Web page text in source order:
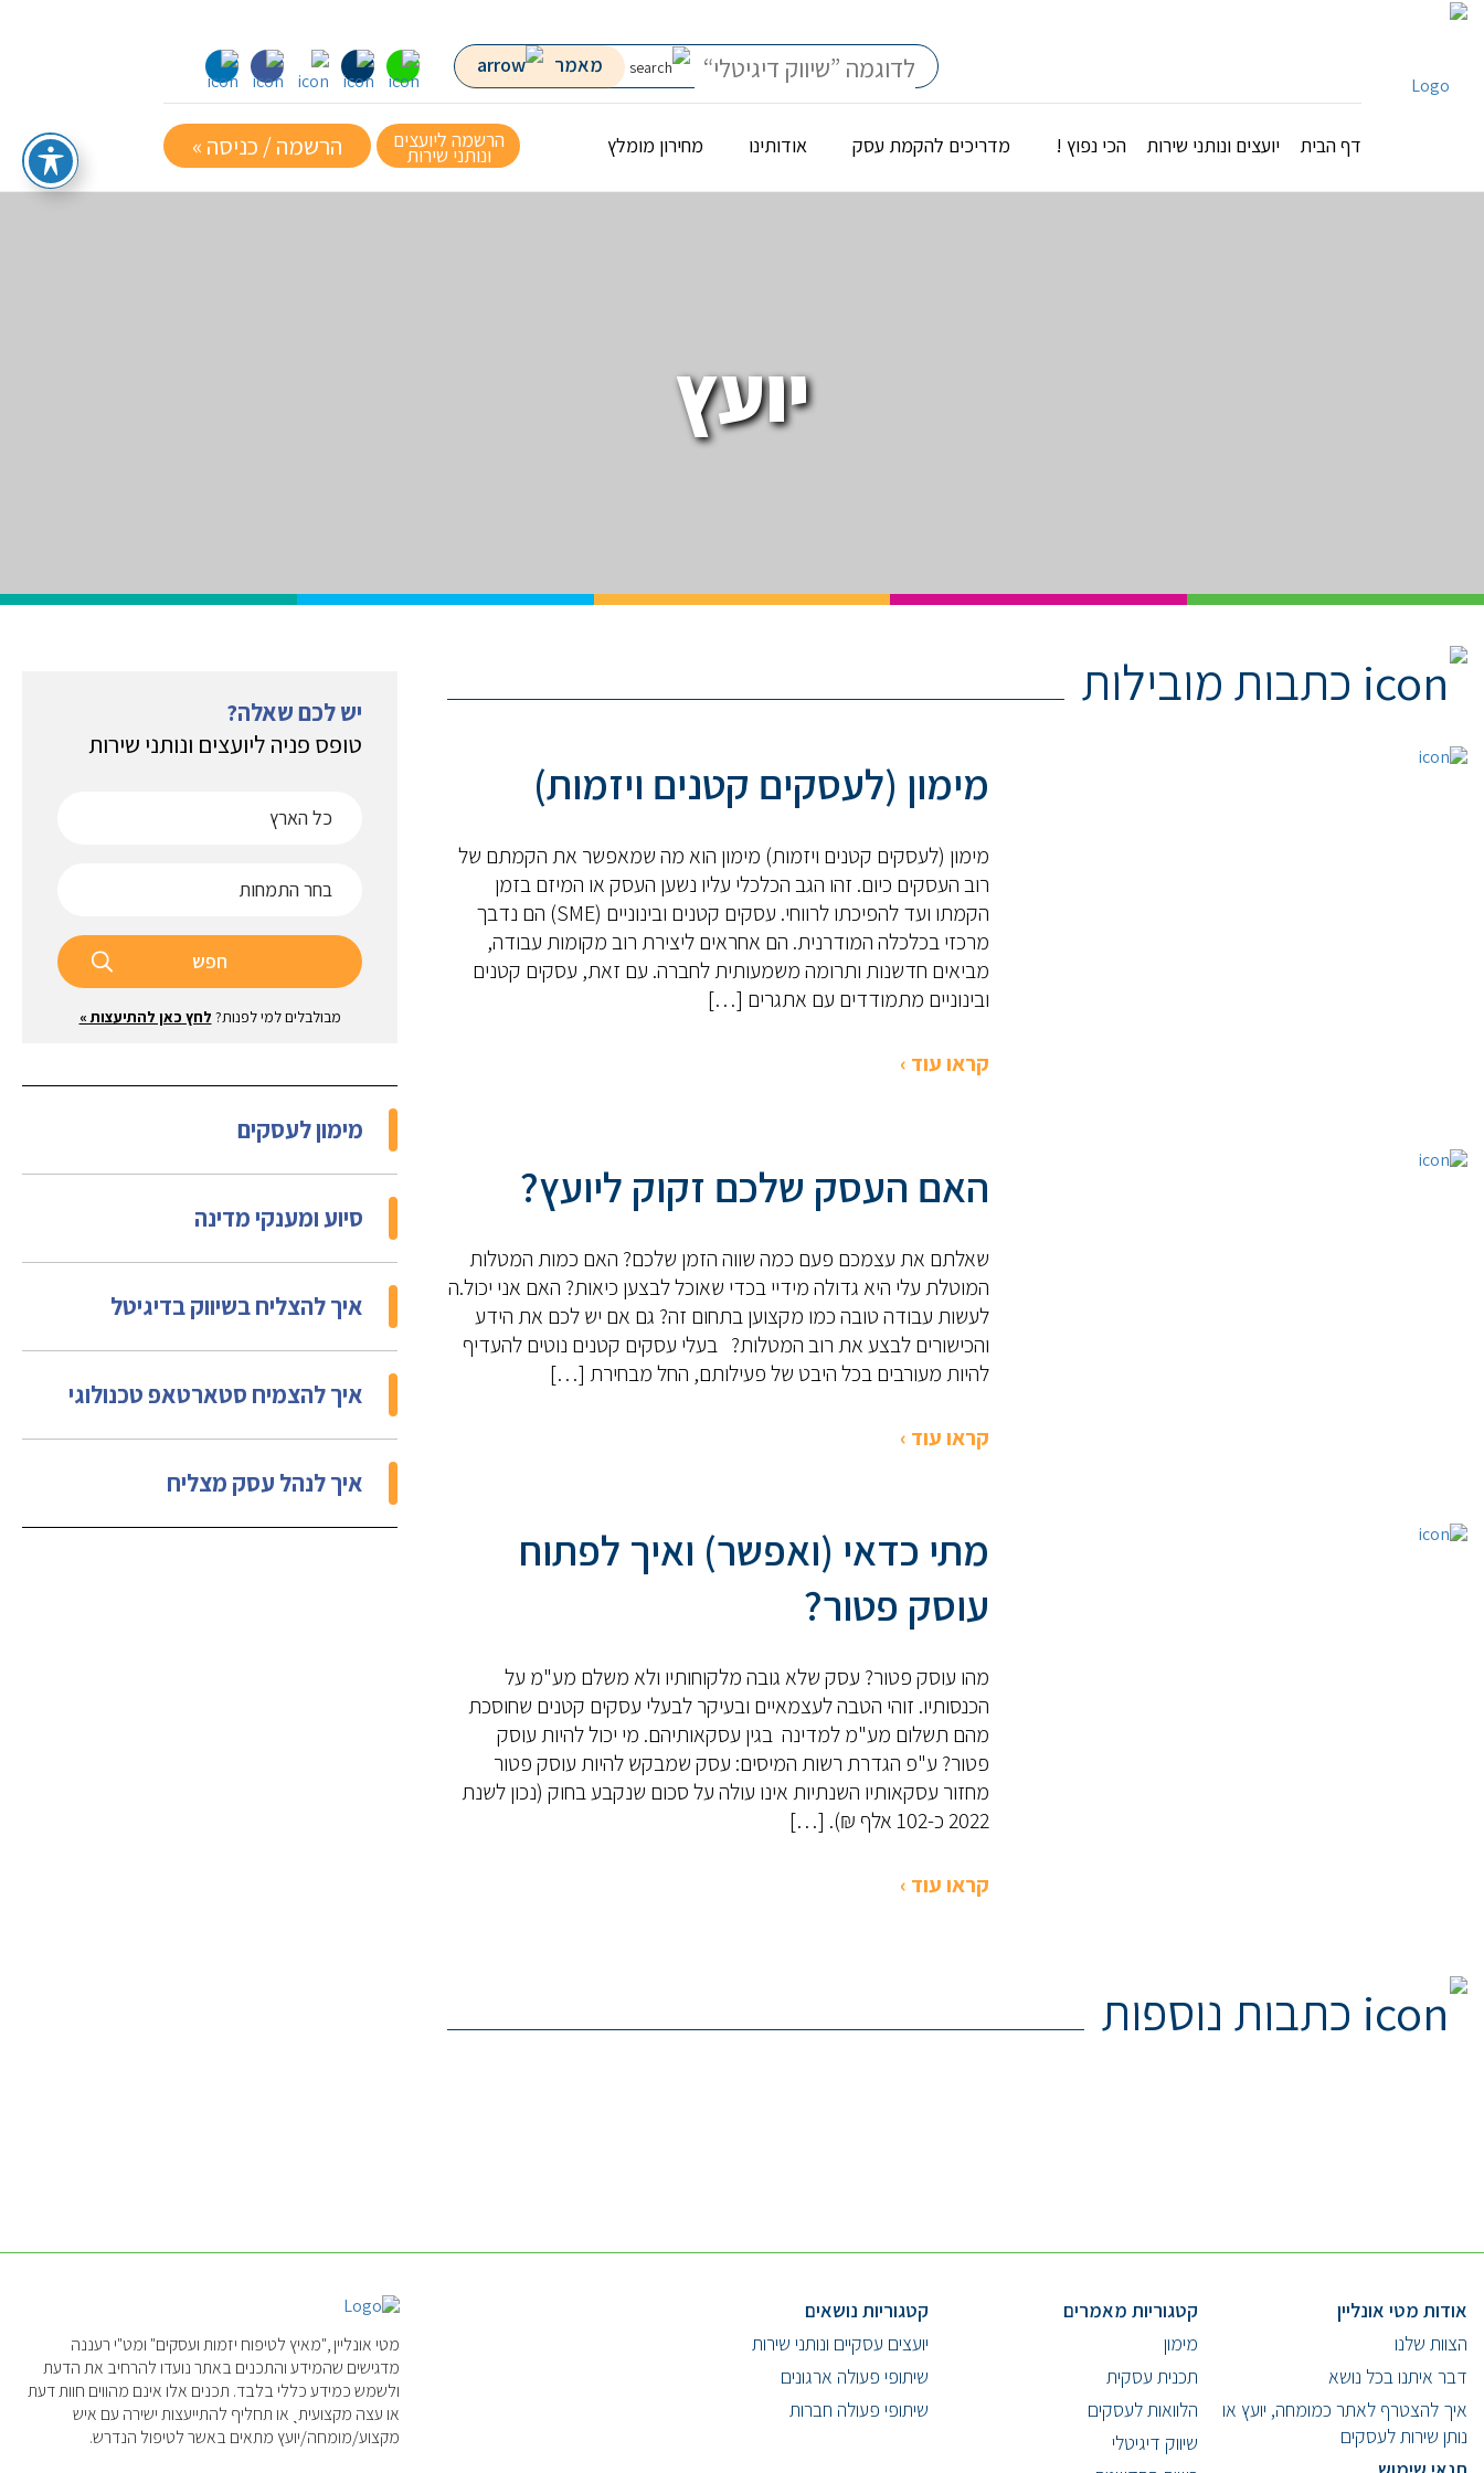
מאמר
דף הבית יועצים ונותני שירות הכי נפוץ ! מדריכים להקמת עסק אודותינו מחירון מומלץ הרשמה / כניסה » הרשמה ליועצים
ונותני שירות
יועץ
כתבות מובילות
מימון (לעסקים קטנים ויזמות)
מימון (לעסקים קטנים ויזמות) מימון הוא מה שמאפשר את הקמתם של
רוב העסקים כיום. זהו הגב הכלכלי עליו נשען העסק או המיזם בזמן
הקמתו ועד להפיכתו לרווחי. עסקים קטנים ובינוניים (SME) הם נדבך
מרכזי בכלכלה המודרנית. הם אחראים ליצירת רוב מקומות עבודה,
מביאים חדשנות ותרומה משמעותית לחברה. עם זאת, עסקים קטנים
ובינוניים מתמודדים עם אתגרים […]
קראו עוד ›
האם העסק שלכם זקוק ליועץ?
שאלתם את עצמכם פעם כמה שווה הזמן שלכם? האם כמות המטלות
המוטלת עלי היא גדולה מידיי בכדי שאוכל לבצען כיאות? האם אני יכול.ה
לעשות עבודה טובה כמו מקצוען בתחום זה? גם אם יש לכם את הידע
והכישורים לבצע את רוב המטלות? בעלי עסקים קטנים נוטים להעדיף
להיות מעורבים בכל היבט של פעילותם, החל מבחירת […]
קראו עוד ›
מתי כדאי (ואפשר) ואיך לפתוח
עוסק פטור?
מהו עוסק פטור? עסק שלא גובה מלקוחותיו ולא משלם מע"מ על
הכנסותיו. זוהי הטבה לעצמאיים ובעיקר לבעלי עסקים קטנים שחוסכת
מהם תשלום מע"מ למדינה בגין עסקאותיהם. מי יכול להיות עוסק
פטור? ע"פ הגדרת רשות המיסים: עסק שמבקש להיות עוסק פטור
מחזור עסקאותיו השנתיות אינו עולה על סכום שנקבע בחוק (נכון לשנת
2022 כ-102 אלף ₪). […]
קראו עוד ›
כתבות נוספות
יש לכם שאלה?
טופס פניה ליועצים ונותני שירות
חפש
מבולבלים למי לפנות? לחץ כאן להתיעצות »
מימון לעסקים
סיוע ומענקי מדינה
איך להצליח בשיווק בדיגיטל
איך להצמיח סטארטאפ טכנולוגי
איך לנהל עסק מצליח
אודות מטי אונליין
הצוות שלנו
דבר איתנו בכל נושא
איך להצטרף לאתר כמומחה, יועץ או
נותן שירות לעסקים
קטגוריות מאמרים
מימון
תכנית עסקית
הלוואות לעסקים
שיווק דיגיטלי
קטגוריות נושאים
יועצים עסקיים ונותני שירות
שיתופי פעולה ארגונים
שיתופי פעולה חברות
מטי אונליין ,"מאיץ לטיפוח יזמות ועסקים" ומט"י רעננה
מדגישים שהמידע והתכנים באתר נועדו להרחיב את הדעת
ולשמש כמידע כללי בלבד. תכנים אלו אינם מהווים חוות דעת
או עצה מקצועיתˎ או תחליף להתייעצות ישירה עם איש
מקצוע/מומחה/יועץ מתאים באשר לטיפול הנדרש.